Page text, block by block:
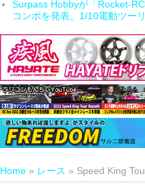
Surpass Hobbyが「Rocket-
コンボを発表。1/10電動ツー
Home » レース » Speed King